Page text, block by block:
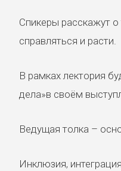
Спикеры расскажут о
справляться и расти.
В рамках лектория
дела»в своём
Ведущая толка –
Инклюзия,